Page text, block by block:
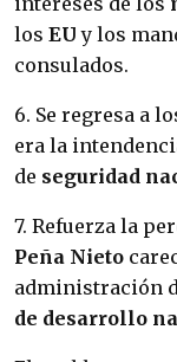
los EU y los
consulados.
6. Se regresa a
era la
de seguridad
7. Refuerza la
Peña Nieto
administración
de desarrollo